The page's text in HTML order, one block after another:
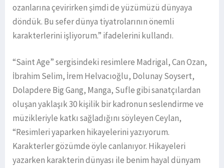
ozanlarına çevirirken şimdi de yüzümüzü dünyaya
döndük. Bu sefer dünya tiyatrolarının önemli
karakterlerini işliyorum.” ifadelerini kullandı.
“Saint Age” sergisindeki resimlere Madrigal, Can Ozan,
İbrahim Selim, İrem Helvacıoğlu, Dolunay Soysert,
Dolapdere Big Gang, Manga, Sufle gibi sanatçılardan
oluşan yaklaşık 30 kişilik bir kadronun seslendirme ve
müzikleriyle katkı sağladığını söyleyen Ceylan,
“Resimleri yaparken hikayelerini yazıyorum.
Karakterler gözümde öyle canlanıyor. Hikayeleri
yazarken karakterin dünyası ile benim hayal dünyam